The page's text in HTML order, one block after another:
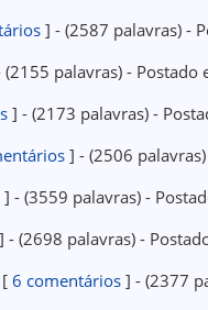
] - (2587 palavras) -
(2155 palavras) -
] - (2173 palavras) -
] - (2506
] - (3559 palavras) -
] - (2698 palavras) -
[6 comentários ] - (2377